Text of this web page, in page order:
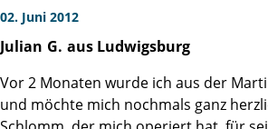
Mit freundlichen Grüßen,
Hermann W. aus H.
02. Juni 2012
Julian G. aus Ludwigsburg
Vor 2 Monaten wurde ich aus der
und möchte mich nochmals ganz